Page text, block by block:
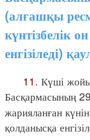
(алғашқы
күнтізбелік
енгізіледі)
11. Күші
Басқармасының
жарияланған
қолданысқа